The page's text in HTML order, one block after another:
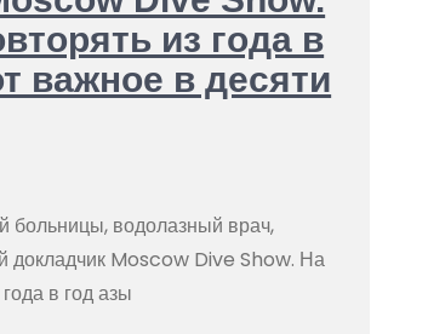
из года в
важное в десяти
больницы, водолазный врач,
докладчик Moscow Dive Show. На
в год азы